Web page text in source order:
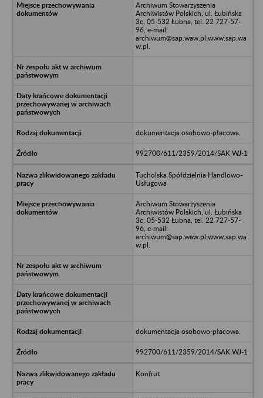
Archiwum Stowarzyszenia
Archiwistów Polskich, ul. Łubińska
3c, 05-532 Łubna, tel. 22 727-57-
96, e-mail:
archiwum@sap.waw.pl;www.sap.wa
w.pl.
dokumentacja osobowo-płacowa.
992700/611/2359/2014/SAK WJ-1
Tucholska Spółdzielnia Handlowo-
Usługowa
Archiwum Stowarzyszenia
Archiwistów Polskich, ul. Łubińska
3c, 05-532 Łubna, tel. 22 727-57-
96, e-mail:
archiwum@sap.waw.pl;www.sap.wa
w.pl.
dokumentacja osobowo-płacowa.
992700/611/2359/2014/SAK WJ-1
Konfrut